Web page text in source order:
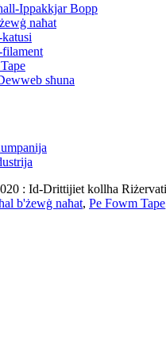
Ippakkjar Bopp
naħat
filament
sħuna
: Id-Drittijiet kollha
b'żewġ naħat, Pe Fowm Tape